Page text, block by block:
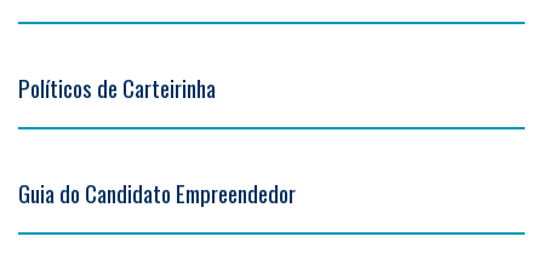
Políticos de Carteirinha
Guia do Candidato Empreendedor